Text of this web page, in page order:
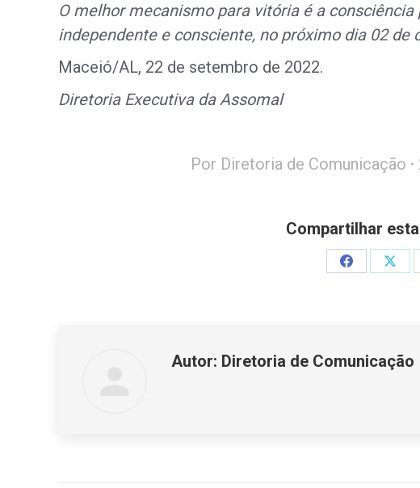
O melhor mecanismo para vitória é a consciência
independente e consciente, no próximo dia 02 de
Maceió/AL, 22 de setembro de 2022.
Diretoria Executiva da Assomal
Por Diretoria de Comunicação
Compartilhar
Share
Share
Autor: Diretoria de Comunicação